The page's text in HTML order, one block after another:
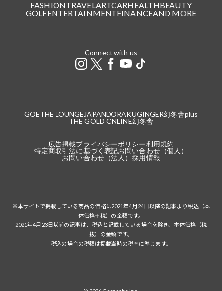
FASHIONTRAVELARTCARHEALTHBEAUTY
GOLFENTERTAINMENTFINANCEAND MORE
Connect with us
GOETHE LOUNGE JAPANDORAKUGINGER幻冬舎plus
THE GOLD ONLINE幻冬舎
広告掲載プライバシーポリシー利用規約
特定商取引法に基づく表記お問い合わせ（個人）
お問い合わせ（法人）採用情報
※本サイトで掲載している商品の価格は2021年4月24日以降の記事より税込（本
体価格＋税）の金額です。
2021年4月23日以前の記事は、税込と記載している場合を除き、本体価格（税
抜）の金額です。
税込の場合の税額は掲載当時の税率に準じます。